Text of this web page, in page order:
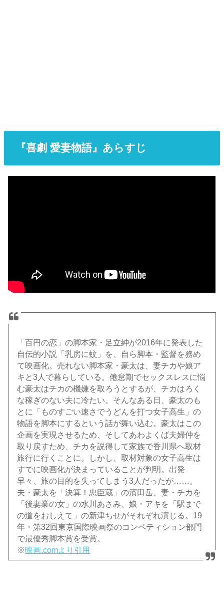
『喜劇 愛妻物語』あらすじ
「百円の恋」の脚本家・足立紳が2016年に発表した
自伝的小説「乳房に蚊」を、自ら脚本・監督を務め
て映画化。売れない脚本家・豪太は、妻チカや娘ア
キと3人で暮らしている。倦怠期でセックスレスに悩
む豪太はチカの機嫌を取ろうとするが、チカはろく
な稼ぎのない夫に冷たい。そんなある日、豪太のも
とに「ものすごい速さでうどんを打つ女子高生」の
物語を脚本にするという話が舞い込む。豪太はこの
企画を実現させるため、そしてあわよくば夫婦仲を
取り戻すため、チカを説得して家族で香川県へ取材
旅行に行くことに。しかし、取材対象の女子高生は
すでに映画化が決まっていることが判明。出発
早々、旅の目的を失ってしまう3人だったが……。
夫・豪太を「決算！忠臣蔵」の濱田岳、妻・チカを
「後妻業の女」の水川あさみ、娘・アキを「駅まで
の道をおしえて」の新津ちせがそれぞれ演じる。19
年・第32回東京国際映画祭のコンペティション部門
で最優秀脚本賞を受賞。
※映画.comより引用